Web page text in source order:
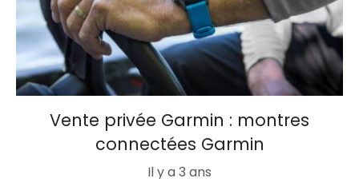
Vente privée Garmin : montres
connectées Garmin
Il y a 3 ans